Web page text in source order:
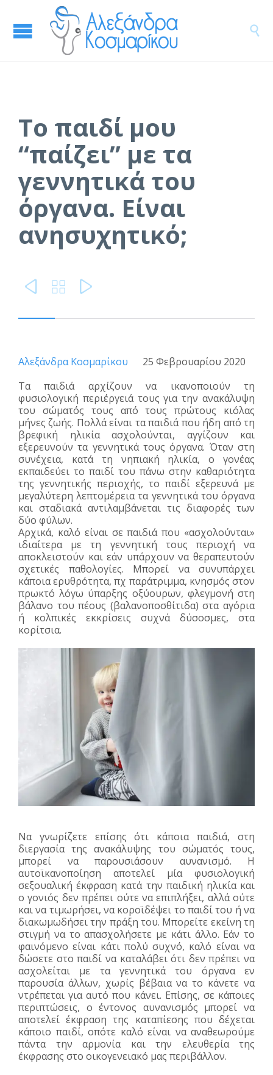

Το παιδί μου
“παίζει” με τα
γεννητικά του
όργανα. Είναι
ανησυχητικό;
  
Αλεξάνδρα Κοσμαρίκου
25 Φεβρουαρίου 2020
Τα παιδιά αρχίζουν να ικανοποιούν τη
φυσιολογική περιέργειά τους για την ανακάλυψη
του σώματός τους από τους πρώτους κιόλας
μήνες ζωής. Πολλά είναι τα παιδιά που ήδη από τη
βρεφική ηλικία ασχολούνται, αγγίζουν και
εξερευνούν τα γεννητικά τους όργανα. Όταν στη
συνέχεια, κατά τη νηπιακή ηλικία, ο γονέας
εκπαιδεύει το παιδί του πάνω στην καθαριότητα
της γεννητικής περιοχής, το παιδί εξερευνά με
μεγαλύτερη λεπτομέρεια τα γεννητικά του όργανα
και σταδιακά αντιλαμβάνεται τις διαφορές των
δύο φύλων.
Αρχικά, καλό είναι σε παιδιά που «ασχολούνται»
ιδιαίτερα με τη γεννητική τους περιοχή να
αποκλειστούν και εάν υπάρχουν να θεραπευτούν
σχετικές παθολογίες. Μπορεί να συνυπάρχει
κάποια ερυθρότητα, πχ παράτριμμα, κνησμός στον
πρωκτό λόγω ύπαρξης οξύουρων, φλεγμονή στη
βάλανο του πέους (βαλανοποσθίτιδα) στα αγόρια
ή κολπικές εκκρίσεις συχνά δύσοσμες, στα
κορίτσια.
Να γνωρίζετε επίσης ότι κάποια παιδιά, στη
διεργασία της ανακάλυψης του σώματός τους,
μπορεί να παρουσιάσουν αυνανισμό. Η
αυτοϊκανοποίηση αποτελεί μία φυσιολογική
σεξουαλική έκφραση κατά την παιδική ηλικία και
ο γονιός δεν πρέπει ούτε να επιπλήξει, αλλά ούτε
και να τιμωρήσει, να κοροϊδέψει το παιδί του ή να
διακωμωδήσει την πράξη του. Μπορείτε εκείνη τη
στιγμή να το απασχολήσετε με κάτι άλλο. Εάν το
φαινόμενο είναι κάτι πολύ συχνό, καλό είναι να
δώσετε στο παιδί να καταλάβει ότι δεν πρέπει να
ασχολείται με τα γεννητικά του όργανα εν
παρουσία άλλων, χωρίς βέβαια να το κάνετε να
ντρέπεται για αυτό που κάνει. Επίσης, σε κάποιες
περιπτώσεις, ο έντονος αυνανισμός μπορεί να
αποτελεί έκφραση της καταπίεσης που δέχεται
κάποιο παιδί, οπότε καλό είναι να αναθεωρούμε
πάντα την αρμονία και την ελευθερία της
έκφρασης στο οικογενειακό μας περιβάλλον.